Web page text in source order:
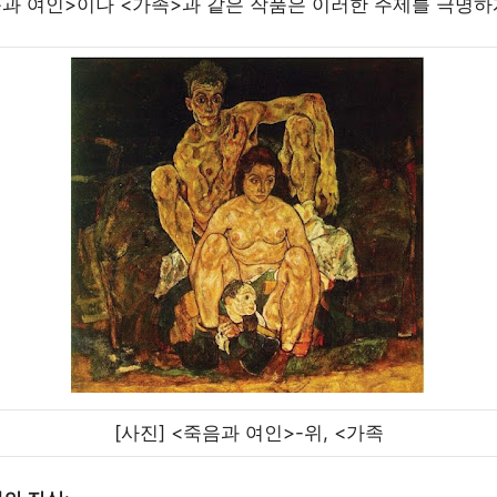
[사진] <죽음과 여인>-위, <가족